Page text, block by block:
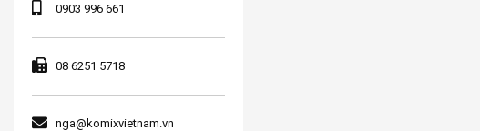
0903 996 661
08 6251 5718
nga@komixvietnam.vn